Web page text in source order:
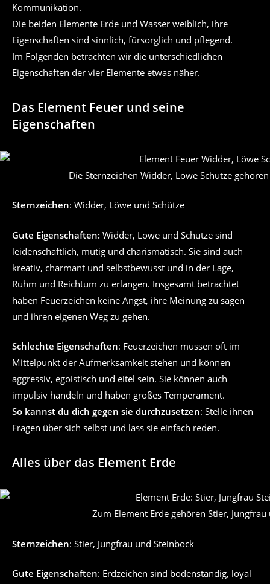
Kommunikation.
Die beiden Elemente Erde und Wasser weiblich, ihre
Eigenschaften sind sinnlich, fürsorglich und pflegend.
Im Folgenden betrachten wir die unterschiedlichen
Eigenschaften der vier Elemente etwas näher.
Das Element Feuer und seine
Eigenschaften
Die Sternzeichen Widder, Löwe Schütze
Sternzeichen: Widder, Löwe und Schütze
Gute Eigenschaften: Widder, Löwe und Schütze sind
leidenschaftlich, mutig und charismatisch. Sie sind auch
kreativ, charmant und selbstbewusst und in der Lage,
Ruhm und Reichtum zu erlangen. Insgesamt betrachtet
haben Feuerzeichen keine Angst, ihre Meinung zu sagen
und ihren eigenen Weg zu gehen.
Schlechte Eigenschaften: Feuerzeichen müssen oft im
Mittelpunkt der Aufmerksamkeit stehen und können
aggressiv, egoistisch und eitel sein. Sie können auch
impulsiv handeln und haben großes Temperament.
So kannst du dich gegen sie durchzusetzen: Stelle ihnen
Fragen über sich selbst und lass sie einfach reden.
Alles über das Element Erde
Zum Element Erde gehören Stier,
Sternzeichen: Stier, Jungfrau und Steinbock
Gute Eigenschaften: Erdzeichen sind bodenständig, loyal